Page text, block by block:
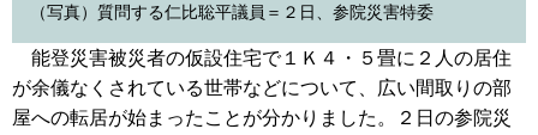
（写真）質問する仁比聡平議員＝２日、参院災害特委
能登災害被災者の仮設住宅で１Ｋ４・５畳に２人の居住
が余儀なくされている世帯などについて、広い間取りの部
屋への転居が始まったことが分かりました。２日の参院災